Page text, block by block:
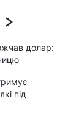
долар:
під